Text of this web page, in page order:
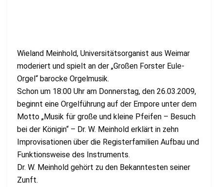
Wieland Meinhold, Universitätsorganist aus Weimar
moderiert und spielt an der „Großen Forster Eule-
Orgel“ barocke Orgelmusik.
Schon um 18:00 Uhr am Donnerstag, den 26.03.2009,
beginnt eine Orgelführung auf der Empore unter dem
Motto „Musik für große und kleine Pfeifen – Besuch
bei der Königin“ – Dr. W. Meinhold erklärt in zehn
Improvisationen über die Registerfamilien Aufbau und
Funktionsweise des Instruments.
Dr. W. Meinhold gehört zu den Bekanntesten seiner
Zunft.